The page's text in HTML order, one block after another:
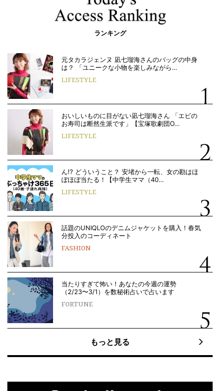
ランキング
元タカラジェンヌ 凪七瑠海さんのバッグの中身
は？ 「ユニークな小物を楽しみながら…
LIFESTYLE
おいしいものに目がない凪七瑠海さん 「エビの
お寿司は断然生派です」【宝塚歌劇団O…
LIFESTYLE
ん!? どういうこと？ 安堵から一転、女の勘はほ
ぼほぼ当たる！【中学生ママ（40…
LIFESTYLE
話題のUNIQLOのデニムジャケットを購入！春気
分投入のコーディネート
FASHION
当たりすぎて怖い！あなたの今週の運勢
（2/23〜3/1）を数秘術占いで占います
FORTUNE
もっと見る